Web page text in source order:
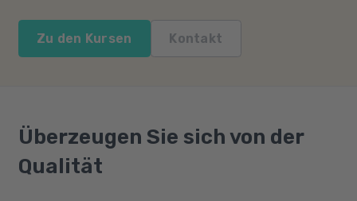
Zu den Kursen Kontakt
Überzeugen Sie sich von der
Qualität